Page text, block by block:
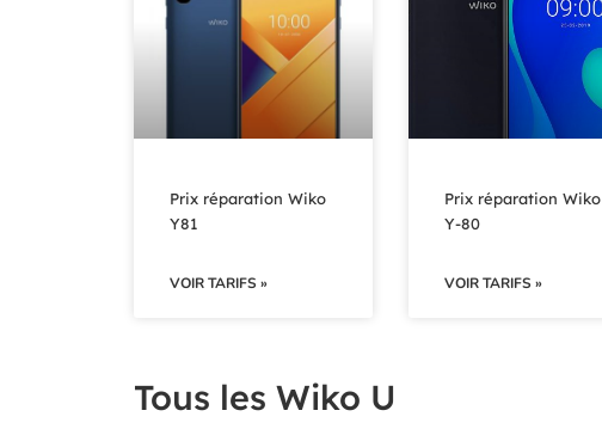
Prix réparation Wiko
Y81
VOIR TARIFS »
Prix réparation Wiko
Y-80
VOIR TARIFS »
Tous les Wiko U